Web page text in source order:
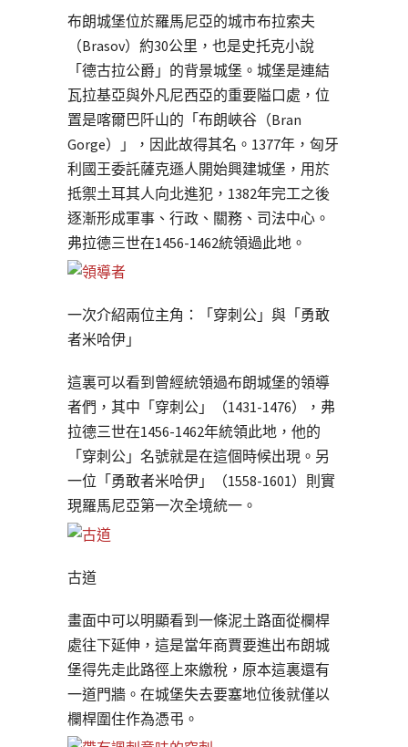
布朗城堡位於羅馬尼亞的城市布拉索夫
（Brasov）約30公里，也是史托克小說
「德古拉公爵」的背景城堡。城堡是連結
瓦拉基亞與外凡尼西亞的重要隘口處，位
置是喀爾巴阡山的「布朗峽谷（Bran
Gorge）」，因此故得其名。1377年，匈牙
利國王委託薩克遜人開始興建城堡，用於
抵禦土耳其人向北進犯，1382年完工之後
逐漸形成軍事、行政、關務、司法中心。
弗拉德三世在1456-1462統領過此地。
一次介紹兩位主角：「穿刺公」與「勇敢
者米哈伊」
這裏可以看到曾經統領過布朗城堡的領導
者們，其中「穿刺公」（1431-1476），弗
拉德三世在1456-1462年統領此地，他的
「穿刺公」名號就是在這個時候出現。另
一位「勇敢者米哈伊」（1558-1601）則實
現羅馬尼亞第一次全境統一。
古道
畫面中可以明顯看到一條泥土路面從欄桿
處往下延伸，這是當年商賈要進出布朗城
堡得先走此路徑上來繳稅，原本這裏還有
一道門牆。在城堡失去要塞地位後就僅以
欄桿圍住作為憑弔。